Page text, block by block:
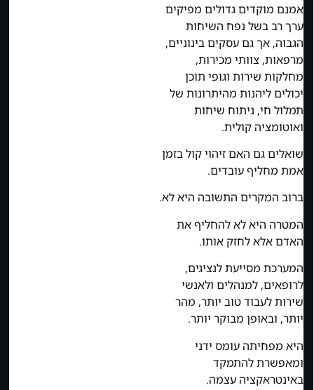
אמנם מוקדים גדולים מפיקים
ערך רב בשל נפח השיחות
הגבוה, אך גם עסקים בינוניים,
מרפאות, צוותי מכירות,
מחלקות שירות וגופי תוכן
יכולים ליהנות מהיתרונות של
תמלול חי, ניתוח שיחות
ואוטומציה קולית.
שואלים גם האם זיהוי קול בזמן
אמת מחליף עובדים.
ברוב המקרים התשובה היא לא.
המטרה היא לא להחליף את
האדם אלא לחזק אותו.
המערכת מסייעת לנציגים,
לרופאים, למנהלים ולאנשי
שירות לעבוד טוב יותר, מהר
יותר, ובאופן מבוקר יותר.
היא מפחיתה עומס ידני
ומאפשרת להתמקד
באינטראקציה עצמה.